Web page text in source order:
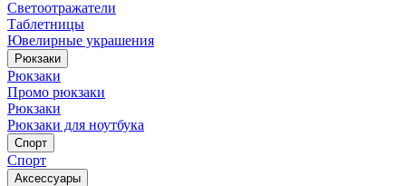
Светоотражатели
Таблетницы
Ювелирные украшения
Рюкзаки
Рюкзаки
Промо рюкзаки
Рюкзаки
Рюкзаки для ноутбука
Спорт
Спорт
Аксессуары